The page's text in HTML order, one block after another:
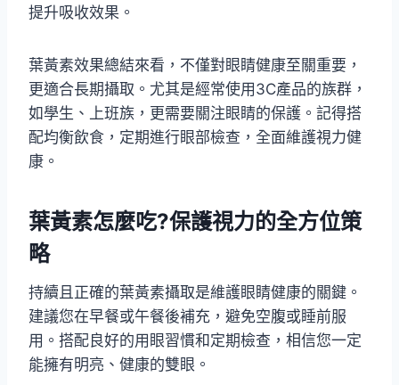
提升吸收效果。
葉黃素效果總結來看，不僅對眼睛健康至關重要，
更適合長期攝取。尤其是經常使用3C產品的族群，
如學生、上班族，更需要關注眼睛的保護。記得搭
配均衡飲食，定期進行眼部檢查，全面維護視力健
康。
葉黃素怎麼吃?保護視力的全方位策
略
持續且正確的葉黃素攝取是維護眼睛健康的關鍵。
建議您在早餐或午餐後補充，避免空腹或睡前服
用。搭配良好的用眼習慣和定期檢查，相信您一定
能擁有明亮、健康的雙眼。